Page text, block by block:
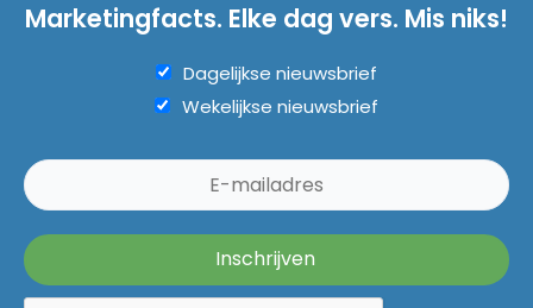
Marketingfacts. Elke dag vers. Mis niks!
Dagelijkse nieuwsbrief
Wekelijkse nieuwsbrief